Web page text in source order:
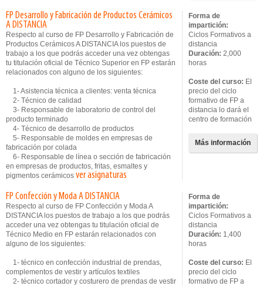
FP Desarrollo y Fabricación de Productos Cerámicos
A DISTANCIA
Respecto al curso de FP Desarrollo y Fabricación de
Productos Cerámicos A DISTANCIA los puestos de
trabajo a los que podrás acceder una vez obtengas
tu titulación oficial de Técnico Superior en FP estarán
relacionados con alguno de los siguientes:
1- Asistencia técnica a clientes: venta técnica
2- Técnico de calidad
3- Responsable de laboratorio de control del
producto terminado
4- Técnico de desarrollo de productos
5- Responsable de moldes en empresas de
fabricación por colada
6- Responsable de línea o sección de fabricación
en empresas de productos, fritas, esmaltes y
pigmentos cerámicos ver asignaturas
Forma de
impartición:
Ciclos Formativos a
distancia
Duración: 2,000
horas
Coste del curso: El
precio del ciclo
formativo de FP a
distancia lo dará el
centro de formación
Más información
FP Confección y Moda A DISTANCIA
Respecto al curso de FP Confección y Moda A
DISTANCIA los puestos de trabajo a los que podrás
acceder una vez obtengas tu titulación oficial de
Técnico Medio en FP estarán relacionados con
alguno de los siguientes:
1- técnico en confección industrial de prendas,
complementos de vestir y artículos textiles
2- técnico cortador y costurero de prendas de vestir
Forma de
impartición:
Ciclos Formativos a
distancia
Duración: 1,400
horas
Coste del curso: El
precio del ciclo
formativo de FP a